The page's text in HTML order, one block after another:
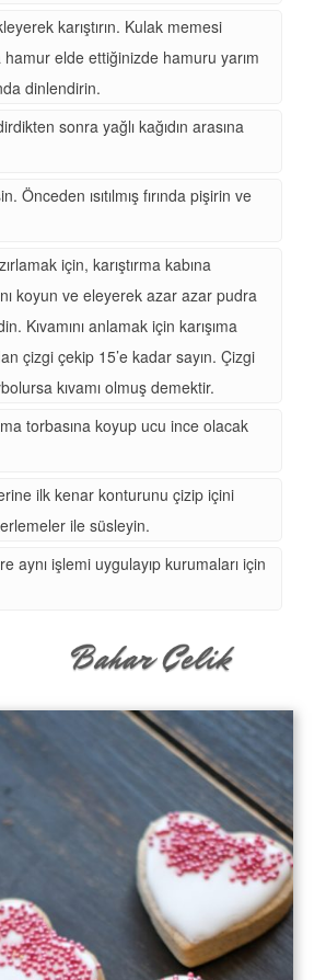
karıştırın. Kulak memesi
hamur elde ettiğinizde hamuru yarım
dinlendirin.
sonra yağlı kağıdın arasına
Önceden ısıtılmış fırında pişirin ve
için, karıştırma kabına
koyun ve eleyerek azar azar pudra
Kıvamını anlamak için karışıma
çizgi çekip 15’e kadar sayın. Çizgi
kıvamı olmuş demektir.
torbasına koyup ucu ince olacak
ilk kenar konturunu çizip içini
ile süsleyin.
aynı işlemi uygulayıp kurumaları için